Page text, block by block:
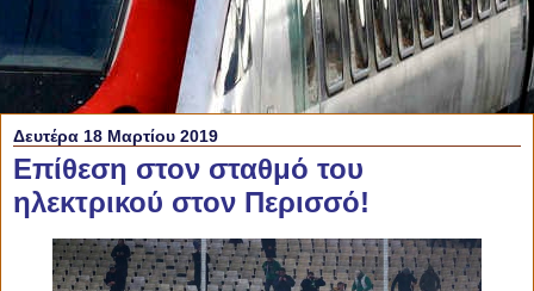
Δευτέρα 18 Μαρτίου 2019
Επίθεση στον σταθμό του
ηλεκτρικού στον Περισσό!